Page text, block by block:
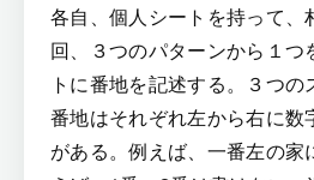
各自、個人シートを持って、
回、３つのパターンから１つ
トに番地を記述する。３つの
番地はそれぞれ左から右に数
がある。例えば、一番左の家